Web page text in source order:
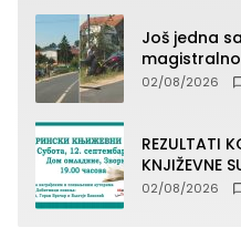
Još jedna
(FOTO)
02/08/2026
REZULTATI
KNJIŽEVNE
02/08/2026